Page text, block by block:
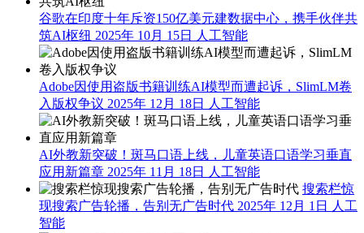
谷歌在印度十年斥资150亿美元建数据中心，携手伙伴共
筑AI枢纽 2025年 10月 15日 人工智能
Adobe因使用盗版书籍训练AI模型而遭起诉，SlimLM卷
入版权争议 2025年 12月 18日 人工智能
AI外教新突破！斑马口语上线，儿童英语口语学习垂直
应用新篇章 2025年 11月 18日
人工智能
搜索栏惊
现搜索广告轮播，告别无广告时代 2025年 12月 1日
人工
智能